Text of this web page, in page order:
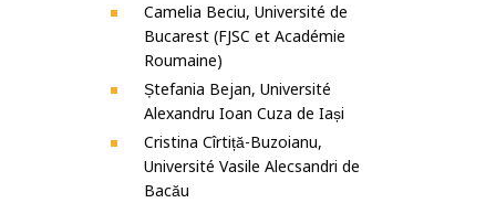
Camelia Beciu, Université de
Bucarest (FJSC et Académie
Roumaine)
Ștefania Bejan, Université
Alexandru Ioan Cuza de Iași
Cristina Cîrtiță-Buzoianu,
Université Vasile Alecsandri de
Bacău